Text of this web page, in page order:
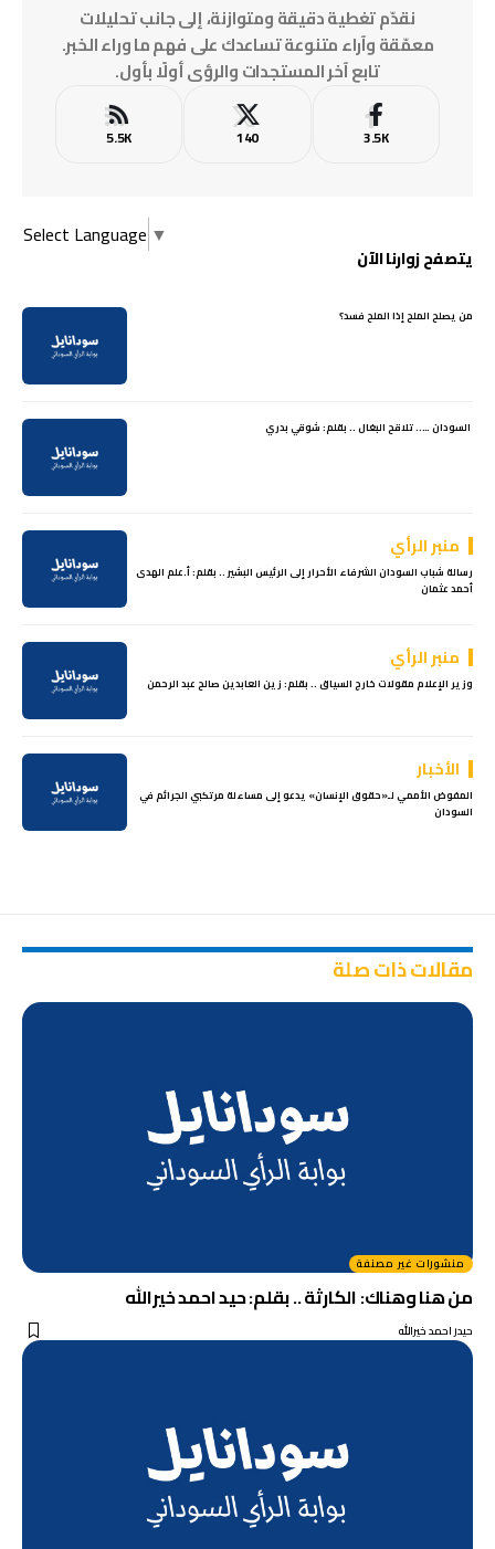
نقدّم تغطية دقيقة ومتوازنة، إلى جانب تحليلات
معمّقة وآراء متنوعة تساعدك على فهم ما وراء الخبر.
تابع آخر المستجدات والرؤى أولًا بأول.
3.5K
140
5.5K
Select Language ▼
يتصفح زوارنا الآن
من يصلح الملح إذا الملح فسد؟
السودان ….. تلاقح البغال .. بقلم: شوقي بدري
منبر الرأي
رسالة شباب السودان الشرفاء الأحرار إلى الرئيس البشير .. بقلم: أ.علم الهدى
أحمد عثمان
منبر الرأي
وزير الإعلام مقولات خارج السياق .. بقلم: زين العابدين صالح عبد الرحمن
الأخبار
المفوض الأممي لـ«حقوق الإنسان» يدعو إلى مساءلة مرتكبي الجرائم في
السودان
مقالات ذات صلة
منشورات غير مصنفة
من هنا وهناك: الكارثة .. بقلم: حيد احمد خيرالله
حيدر احمد خيرالله